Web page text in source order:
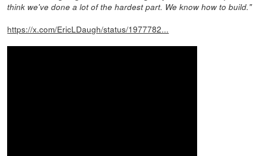
think we've done a lot of the hardest part. We know how to build."
https://x.com/EricLDaugh/status/1977782...